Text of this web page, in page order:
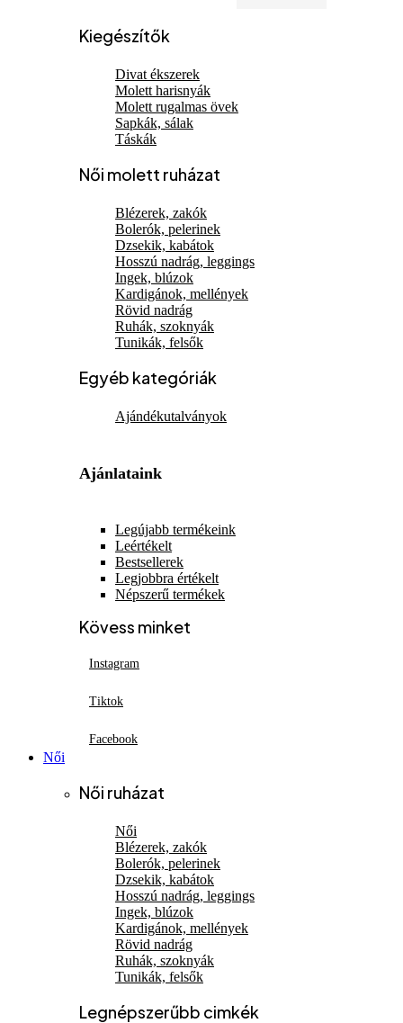
Kiegészítők
Divat ékszerek
Molett harisnyák
Molett rugalmas övek
Sapkák, sálak
Táskák
Női molett ruházat
Blézerek, zakók
Bolerók, pelerinek
Dzsekik, kabátok
Hosszú nadrág, leggings
Ingek, blúzok
Kardigánok, mellények
Rövid nadrág
Ruhák, szoknyák
Tunikák, felsők
Egyéb kategóriák
Ajándékutalványok
Ajánlataink
Legújabb termékeink
Leértékelt
Bestsellerek
Legjobbra értékelt
Népszerű termékek
Kövess minket
Instagram
Tiktok
Facebook
Női
Női ruházat
Női
Blézerek, zakók
Bolerók, pelerinek
Dzsekik, kabátok
Hosszú nadrág, leggings
Ingek, blúzok
Kardigánok, mellények
Rövid nadrág
Ruhák, szoknyák
Tunikák, felsők
Legnépszerűbb cimkék